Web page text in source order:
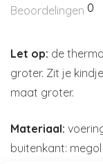
Beoordelingen 0
Let op: de
groter. Zit je
maat groter.
Materiaal:
buitenkant: megol